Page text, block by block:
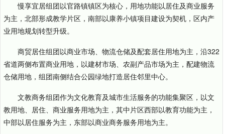
慢享宜居组团以官路镇镇区为核心，用地功能以居住及商业服务
为主，北部形成教学片区，南部以康养小镇项目建设为契机，区内产
业用地规划转型升级。
商贸居住组团以商业市场、物流仓储及配套居住用地为主，沿322
省道两侧布置商业用地，以建材市场、农副产品市场为主，配建物流
仓储用地，组团南侧结合公园绿地打造居住邻里中心。
文教商务组团作为文化教育及城市生活服务的功能集聚区，以文
教用地、居住、商业服务用地为主，其中片区西部以教育功能为主，
中部以居住服务为主，东部以商业商务服务用地为主。